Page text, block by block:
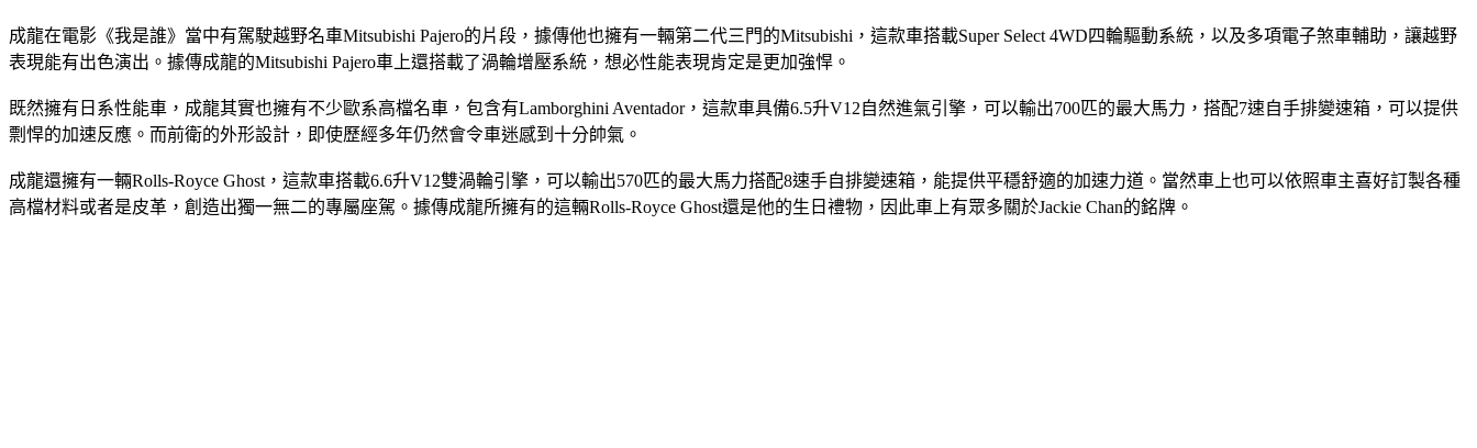
成龍在電影《我是誰》當中有駕駛越野名車Mitsubishi Pajero的片段，據傳他也擁有一輛第二代三門的Mitsubishi，這款車搭載Super Select 4WD四輪驅動系統，以及多項電子煞車輔助，讓越野
表現能有出色演出。據傳成龍的Mitsubishi Pajero車上還搭載了渦輪增壓系統，想必性能表現肯定是更加強悍。
既然擁有日系性能車，成龍其實也擁有不少歐系高檔名車，包含有Lamborghini Aventador，這款車具備6.5升V12自然進氣引擎，可以輸出700匹的最大馬力，搭配7速自手排變速箱，可以提供
剽悍的加速反應。而前衛的外形設計，即使歷經多年仍然會令車迷感到十分帥氣。
成龍還擁有一輛Rolls-Royce Ghost，這款車搭載6.6升V12雙渦輪引擎，可以輸出570匹的最大馬力搭配8速手自排變速箱，能提供平穩舒適的加速力道。當然車上也可以依照車主喜好訂製各種
高檔材料或者是皮革，創造出獨一無二的專屬座駕。據傳成龍所擁有的這輛Rolls-Royce Ghost還是他的生日禮物，因此車上有眾多關於Jackie Chan的銘牌。